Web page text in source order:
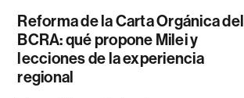
Reforma de la Carta Orgánica del
BCRA: qué propone Milei y
lecciones de la experiencia
regional